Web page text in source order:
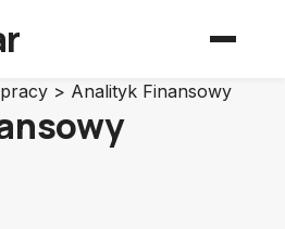
> Analityk Finansowy